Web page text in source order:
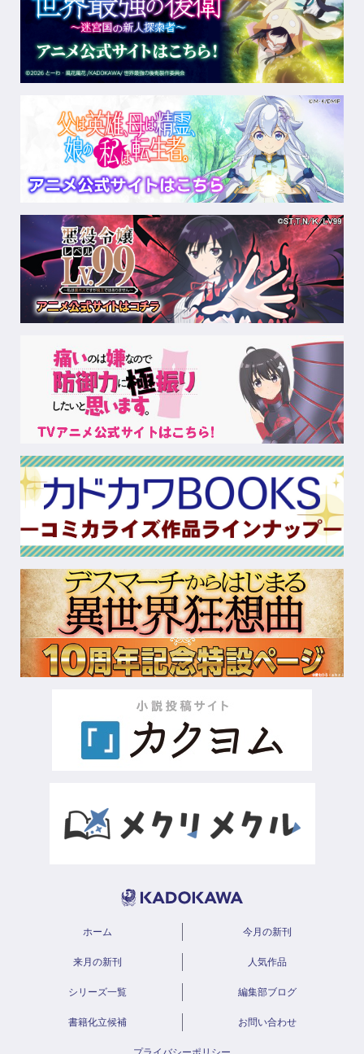
ホーム 今月の新刊
来月の新刊 人気作品
シリーズ一覧 編集部ブログ
書籍化立候補 お問い合わせ